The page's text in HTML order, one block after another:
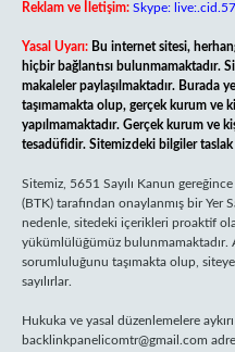
Reklam ve İletişim: Skype:
Yasal Uyarı: Bu internet sitesi,
hiçbir bağlantısı bulunmamaktadır.
makaleler paylaşılmaktadır. Burada
taşımamakta olup, gerçek kurum ve
yapılmamaktadır. Gerçek kurum ve
tesadüfidir. Sitemizdeki bilgiler
Sitemiz, 5651 Sayılı Kanun
(BTK) tarafından onaylanmış bir Yer
nedenle, sitedeki içerikleri proaktif
yükümlülüğümüz bulunmamaktadır.
sorumluluğunu taşımakta olup,
sayılırlar.
Hukuka ve yasal düzenlemelere
backlinkpanelicomtr@gmail.com